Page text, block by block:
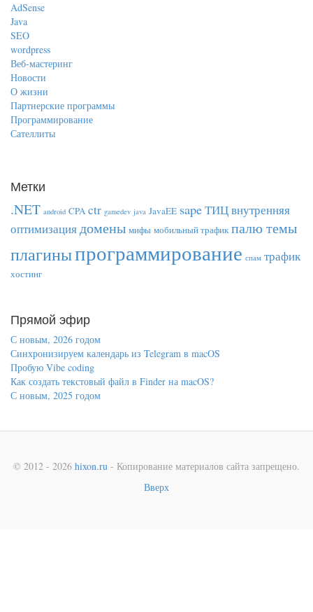
AdSense
Java
SEO
wordpress
Веб-мастеринг
Новости
О жизни
Партнерские программы
Программирование
Сателлиты
Метки
.NET android CPA ctr gamedev java JavaEE sapeТИЦвнутренняя
оптимизациядомены мифы мобильный трафик палю темы
плагиныпрограммирование спам трафик
хостинг
Прямой эфир
С новым, 2026 годом
Синхронизируем календарь из Telegram в macOS
Пробую Vibe coding
Как создать текстовый файл в Finder на macOS?
С новым, 2025 годом
© 2012 - 2026 hixon.ru - Копирование материалов сайта запрещено.
Вверх